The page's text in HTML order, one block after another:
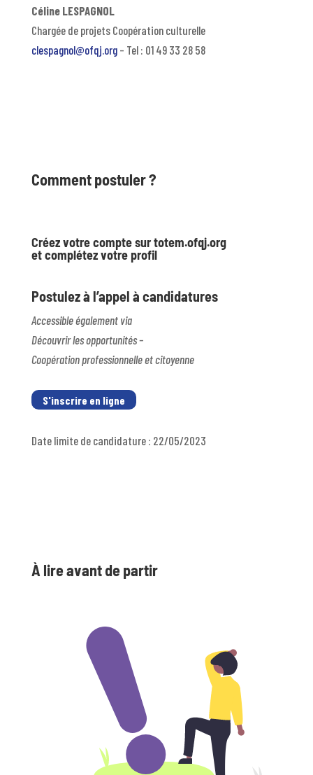
Céline LESPAGNOL
Chargée de projets Coopération culturelle
clespagnol@ofqj.org– Tel : 01 49 33 28 58
Comment postuler ?
Créez votre compte sur totem.ofqj.org
et complétez votre profil
Postulez à l’appel à candidatures
Accessible également via
Découvrir les opportunités –
Coopération professionnelle et citoyenne
S'inscrire en ligne
Date limite de candidature : 22/05/2023
À lire avant de partir